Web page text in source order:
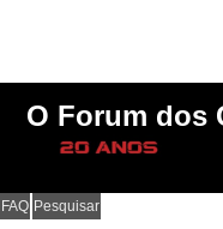
O Forum dos
FAQ Pesquisar